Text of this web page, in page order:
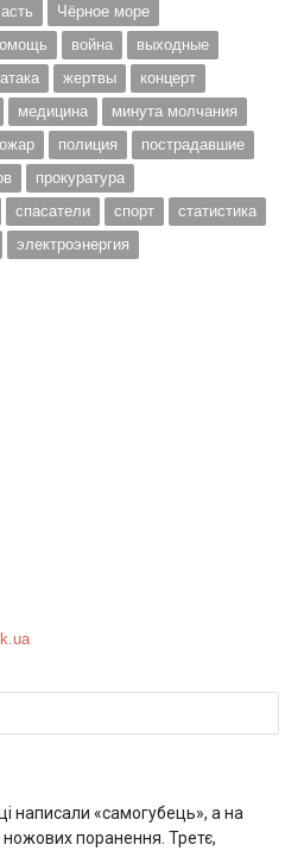
Чёрное море
война
выходные
жертвы
концерт
медицина
минута молчания
полиция
пострадавшие
прокуратура
спасатели спорт
статистика
электроэнергия
написали «самогубець», а на
ножових поранення. Третє,